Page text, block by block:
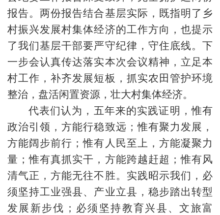
报告。两份报告结合基层实际，既指明了乡
村振兴发展村集体经济的工作方向，也提示
了我们基层干部要严守纪律，守住底线。下
一步会认真传达落实本次会议精神，立足本
村工作，补齐发展短板，抓实农田管护环境
整治，盘活闲置资源，壮大村集体经济。
代表们认为，五年来的实践证明，惟有
政治引领，方能行稳致远；惟有聚力发展，
方能阔步前行；惟有人民至上，方能凝聚力
量；惟有真抓实干，方能跨越赶超；惟有风
清气正，方能无往不胜。实践昭示我们，必
须坚持工业强县、产业立县，稳步踏出转型
发展新步伐；必须坚持教育兴县、文旅富